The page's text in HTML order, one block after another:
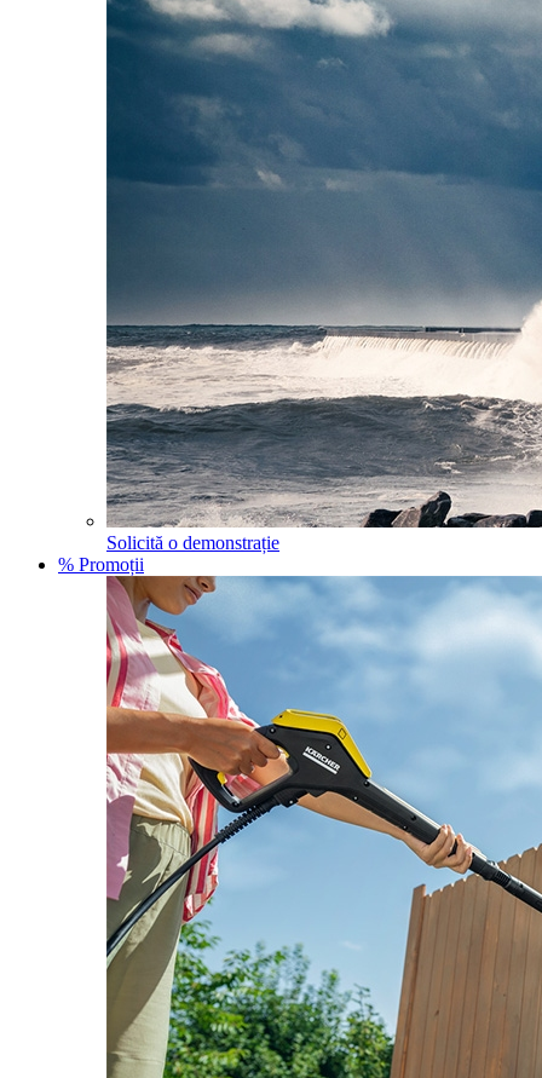
Solicită o demonstrație
% Promoții